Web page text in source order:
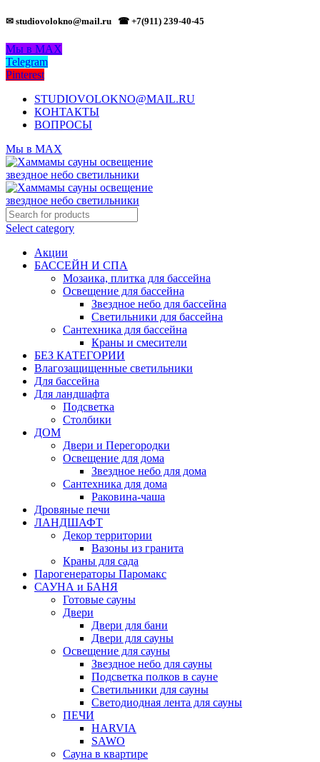
✉ studiovolokno@mail.ru ☎ +7(911) 239-40-45
Мы в MAX
Telegram
Pinterest
STUDIOVOLOKNO@MAIL.RU
КОНТАКТЫ
ВОПРОСЫ
Мы в MAX
Select category
Акции
БАССЕЙН И СПА
Мозаика, плитка для бассейна
Освещение для бассейна
Звездное небо для бассейна
Светильники для бассейна
Сантехника для бассейна
Краны и смесители
БЕЗ КАТЕГОРИИ
Влагозащищенные светильники
Для бассейна
Для ландшафта
Подсветка
Столбики
ДОМ
Двери и Перегородки
Освещение для дома
Звездное небо для дома
Сантехника для дома
Раковина-чаша
Дровяные печи
ЛАНДШАФТ
Декор территории
Вазоны из гранита
Краны для сада
Парогенераторы Паромакс
САУНА и БАНЯ
Готовые сауны
Двери
Двери для бани
Двери для сауны
Освещение для сауны
Звездное небо для сауны
Подсветка полков в сауне
Светильники для сауны
Светодиодная лента для сауны
ПЕЧИ
HARVIA
SAWO
Сауна в квартире